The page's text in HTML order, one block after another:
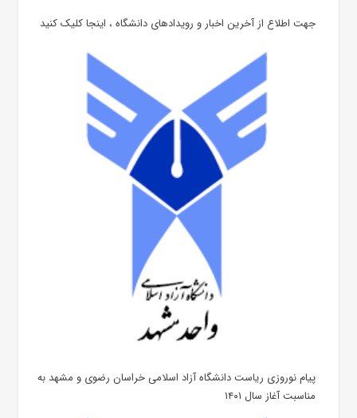
جهت اطلاع از آخرین اخبار و رویدادهای دانشگاه ، اینجا کلیک کنید
پیام نوروزی ریاست دانشگاه آزاد اسلامی خراسان رضوی و مشهد به
مناسبت آغاز سال ۱۴۰۱